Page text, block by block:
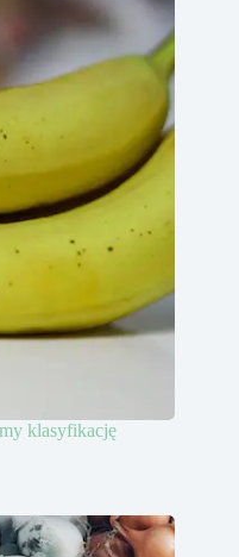
klasyfikację